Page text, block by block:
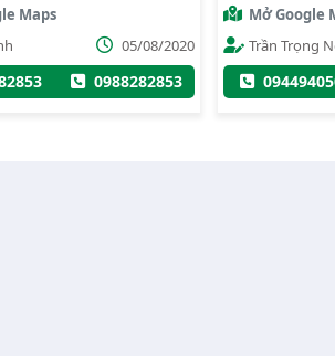
Mở Google Maps
Trần Trọng Nghĩa
28/07/2020
0944940505 0812121221